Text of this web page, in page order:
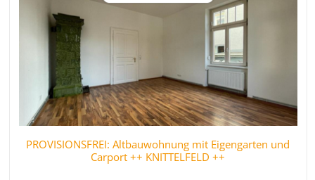
PROVISIONSFREI: Altbauwohnung mit Eigengarten und
Carport ++ KNITTELFELD ++